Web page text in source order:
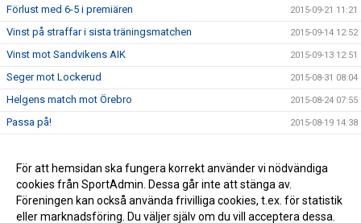
Förlust med 6-5 i premiären 2015-09-21 11:21
Vinst på straffar i sista träningsmatchen 2015-09-14 12:52
Vinst mot Sandvikens AIK 2015-09-13 12:51
Seger mot Lockerud 2015-08-31 08:04
Helgens match mot Örebro 2015-08-24 07:55
Passa på! 2015-08-19 14:38
IBF Västerås spelade oavgjort 2015-08-18 13:41
Välkommen till IBF Västerås nya hemsida! 2015-08-17 18:45
För att hemsidan ska fungera korrekt använder vi nödvändiga
cookies från SportAdmin. Dessa går inte att stänga av.
Föreningen kan också använda frivilliga cookies, t.ex. för statistik
eller marknadsföring. Du väljer själv om du vill acceptera dessa.